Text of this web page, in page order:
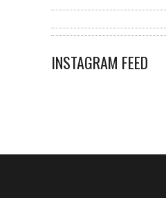
INSTAGRAM FEED